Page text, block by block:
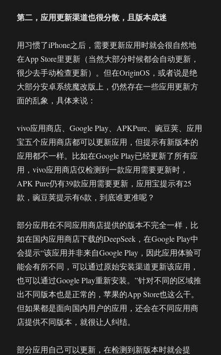
第二，应用更新渠道也很分散，且版本成迷
用习惯了iPhone之后，需要更新应用时就会很自然地
在App Store里更新（当然大部分时候都会自动更新，
很少去手动检查更新）。但在OriginOS，或者说是绝
大部分安卓系统魔改版上，仍然存在一些应用更新方
面的乱象，具体来说：
vivo应用商店、Google Play、APKPure、豌豆荚、应用
宝五个应用商店都可以更新应用，但提示有新版本的
应用都不一样。比如在Google Play已经更新了所有应
用，vivo应用商店仅检测到一款应用需要更新时，
APK Pure仍有39款应用需要更新，应用宝提示有25
款，豌豆荚提示有6款，到底谁更准呢？
部分应用在不同应用商店提供的版本不完全一样，比
如在国内应用商店下载的DeepSeek，在Google Play中
会提示“该应用并非来自Google Play，因此应用体验可
能会有所不同，可以通过原始安装渠道更新该应用，
也可以通过Google Play重新安装。”针对不同的区域推
出不同版本也是正常的，苹果的App Store也这么干。
但如果都是面向国内用户的应用，还会在不同应用商
店提供不同版本，就很让人纠结。
部分应用自己可以更新，在检测到新版本时就会提